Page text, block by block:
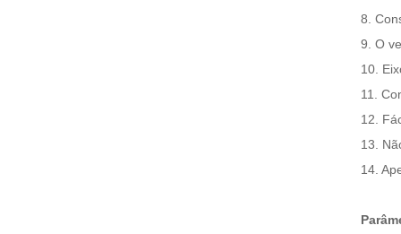
8.
9. O
10.
11.
12.
13.
14.